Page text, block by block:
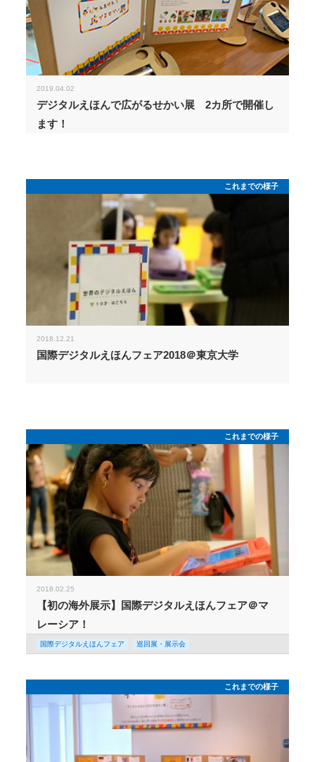
2019.04.02
デジタルえほんで広がるせかい展 2カ所で開催し
ます！
これまでの様子
2018.12.21
国際デジタルえほんフェア2018＠東京大学
これまでの様子
2018.02.25
【初の海外展示】国際デジタルえほんフェア＠マ
レーシア！
国際デジタルえほんフェア 巡回展・展示会
これまでの様子